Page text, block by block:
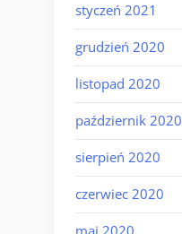
styczeń 2021
grudzień 2020
listopad 2020
październik 2020
sierpień 2020
czerwiec 2020